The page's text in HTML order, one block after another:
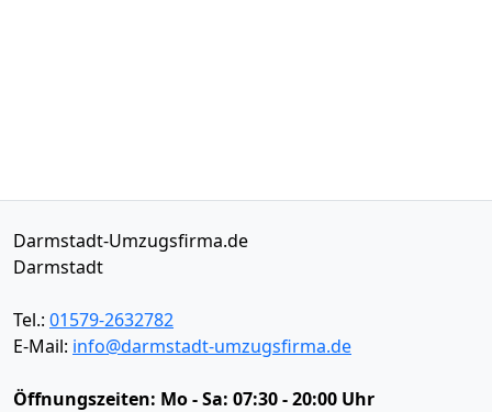
Darmstadt-Umzugsfirma.de
Darmstadt
Tel.: 01579-2632782
E-Mail: info@darmstadt-umzugsfirma.de
Öffnungszeiten: Mo - Sa: 07:30 - 20:00 Uhr